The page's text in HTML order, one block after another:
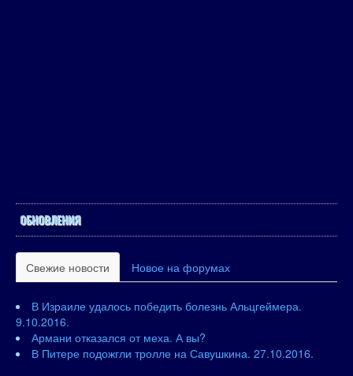
ОБНОВЛЕНИЯ
Свежие новости Новое на форумах
В Израиле удалось победить болезнь Альцгеймера.
9.10.2016.
Армани отказался от меха. А вы?
В Питере подожгли тролле на Савушкина. 27.10.2016.